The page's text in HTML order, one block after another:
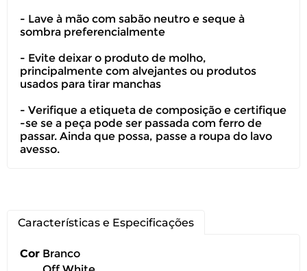
Você pode devolver este
produto gratuitamente.
- Lave à mão com sabão neutro e seque à
sombra preferencialmente
- Evite deixar o produto de molho,
principalmente com alvejantes ou produtos
usados para tirar manchas
- Verifique a etiqueta de composição e certifique
-se se a peça pode ser passada com ferro de
passar. Ainda que possa, passe a roupa do lavo
avesso.
Características e Especificações
Cor Branco